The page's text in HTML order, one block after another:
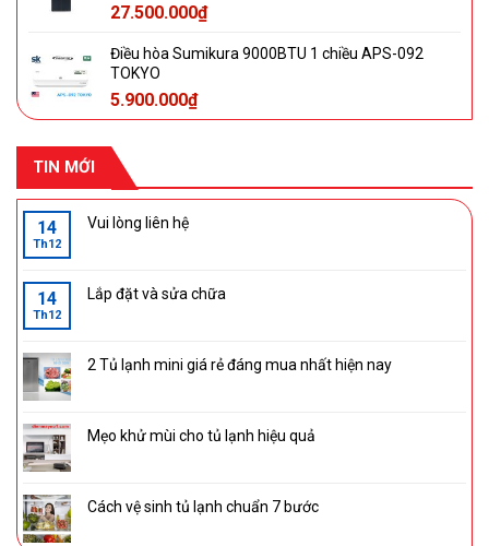
27.500.000₫
Điều hòa Sumikura 9000BTU 1 chiều APS-092
TOKYO
5.900.000₫
TIN MỚI
14
Th12
Vui lòng liên hệ
14
Th12
Lắp đặt và sửa chữa
2 Tủ lạnh mini giá rẻ đáng mua nhất hiện nay
Mẹo khử mùi cho tủ lạnh hiệu quả
Cách vệ sinh tủ lạnh chuẩn 7 bước